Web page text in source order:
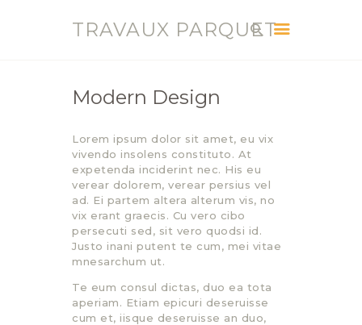
TRAVAUX PARQUET
SERVICES
CONTACT
BLOG
Modern Design
Lorem ipsum dolor sit amet, eu vix
vivendo insolens constituto. At
expetenda inciderint nec. His eu
verear dolorem, verear persius vel
ad. Ei partem altera alterum vis, no
vix erant graecis. Cu vero cibo
persecuti sed, sit vero quodsi id.
Justo inani putent te cum, mei vitae
mnesarchum ut.
Te eum consul dictas, duo ea tota
aperiam. Etiam epicuri deseruisse
cum et, iisque deseruisse an duo,